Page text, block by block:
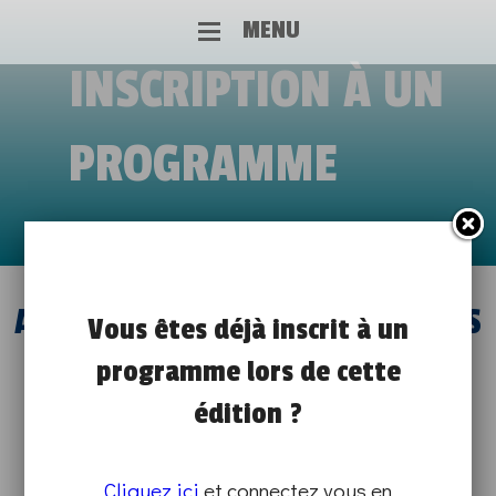
MENU
INSCRIPTION À UN
PROGRAMME
A LA DÉCOUVERTE DE NOS MÉTIERS
de 9h00 à 12h30
PORTES OUVERTES EN ÉCOLE
Vous êtes déjà inscrit à un
programme lors de cette
édition ?
Cliquez ici et connectez vous en